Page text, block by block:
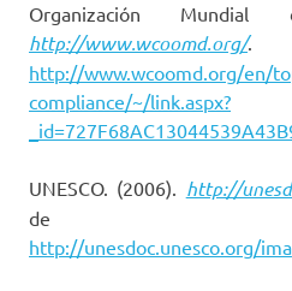
Organización
http://www.wcoomd.org/.
http://www.wcoomd.org/en/
compliance/~/link.aspx?
UNESCO. (2006). http://
de
http://unesdoc.unesco.org/